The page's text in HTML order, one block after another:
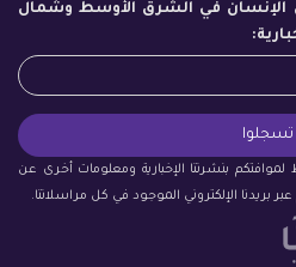
الإنسان في الشرق الأوسط وشمال
بنشرتنا الإخبارية ومعلومات أخرى عن
بريدنا الإلكتروني الموجود في كل مراسلاتنا.